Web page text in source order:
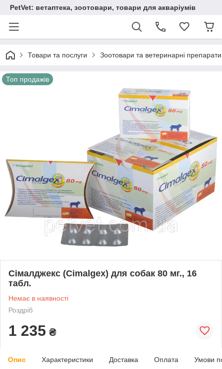
PetVet: ветаптека, зоотовари, товари для акваріумів
Товари та послуги Зоотовари та ветеринарні препарати
Топ продажів
Сімалджекс (Cimalgex) для собак 80 мг., 16
табл.
Немає в наявності
Роздріб
1 235 ₴
Опис Характеристики Доставка Оплата Умови